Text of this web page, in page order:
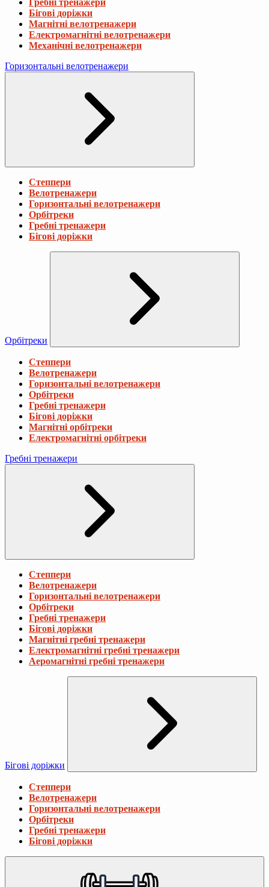
Гребні тренажери
Бігові доріжки
Магнітні велотренажери
Електромагнітні велотренажери
Механічні велотренажери
Горизонтальні велотренажери
Степпери
Велотренажери
Горизонтальні велотренажери
Орбітреки
Гребні тренажери
Бігові доріжки
Орбітреки
Степпери
Велотренажери
Горизонтальні велотренажери
Орбітреки
Гребні тренажери
Бігові доріжки
Магнітні орбітреки
Електромагнітні орбітреки
Гребні тренажери
Степпери
Велотренажери
Горизонтальні велотренажери
Орбітреки
Гребні тренажери
Бігові доріжки
Магнітні гребні тренажери
Електромагнітні гребні тренажери
Аеромагнітні гребні тренажери
Бігові доріжки
Степпери
Велотренажери
Горизонтальні велотренажери
Орбітреки
Гребні тренажери
Бігові доріжки